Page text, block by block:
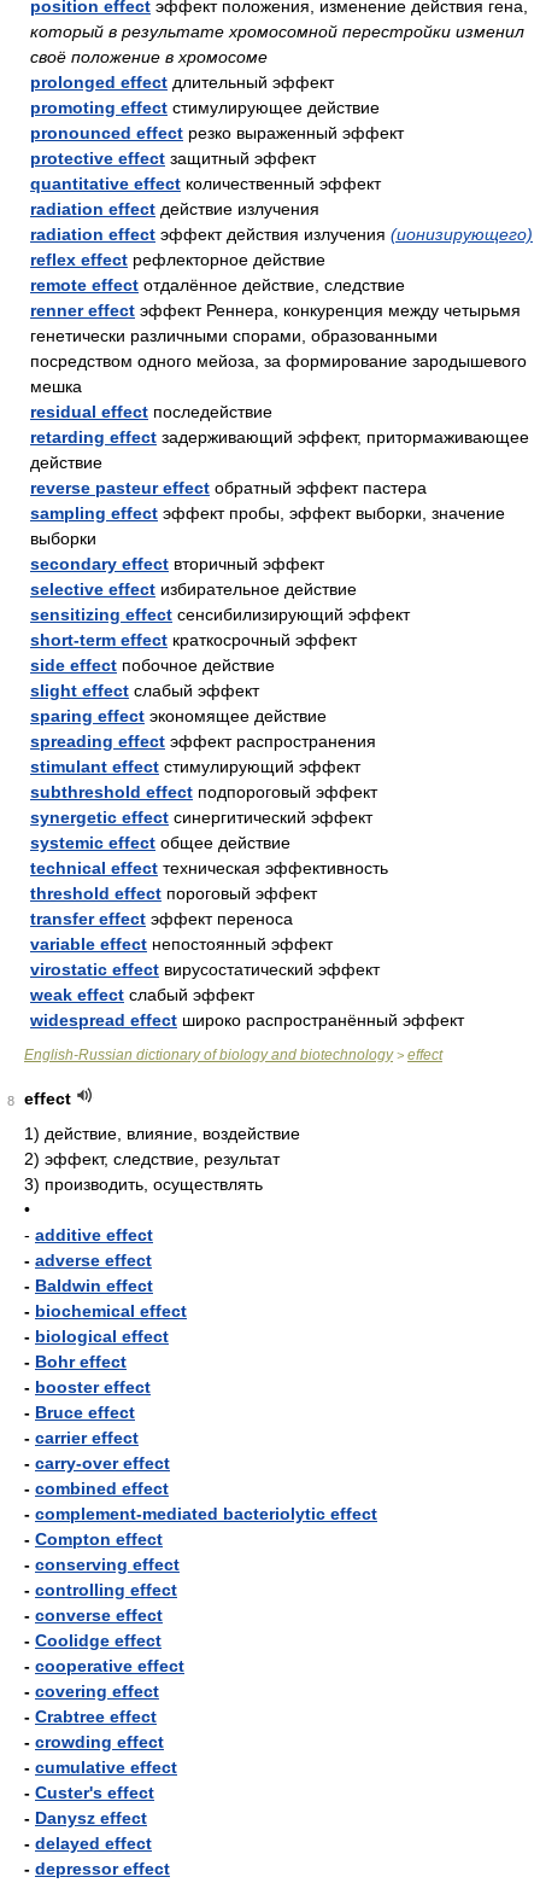
position effect эффект положения, изменение действия гена,
который в результате хромосомной перестройки изменил
своё положение в хромосоме
prolonged effect длительный эффект
promoting effect стимулирующее действие
pronounced effect резко выраженный эффект
protective effect защитный эффект
quantitative effect количественный эффект
radiation effect действие излучения
radiation effect эффект действия излучения (ионизирующего)
reflex effect рефлекторное действие
remote effect отдалённое действие, следствие
renner effect эффект Реннера, конкуренция между четырьмя
генетически различными спорами, образованными
посредством одного мейоза, за формирование зародышевого
мешка
residual effect последействие
retarding effect задерживающий эффект, притормаживающее
действие
reverse pasteur effect обратный эффект пастера
sampling effect эффект пробы, эффект выборки, значение
выборки
secondary effect вторичный эффект
selective effect избирательное действие
sensitizing effect сенсибилизирующий эффект
short-term effect краткосрочный эффект
side effect побочное действие
slight effect слабый эффект
sparing effect экономящее действие
spreading effect эффект распространения
stimulant effect стимулирующий эффект
subthreshold effect подпороговый эффект
synergetic effect синергитический эффект
systemic effect общее действие
technical effect техническая эффективность
threshold effect пороговый эффект
transfer effect эффект переноса
variable effect непостоянный эффект
virostatic effect вирусостатический эффект
weak effect слабый эффект
widespread effect широко распространённый эффект
English-Russian dictionary of biology and biotechnology> effect
8
effect
1) действие, влияние, воздействие
2) эффект, следствие, результат
3) производить, осуществлять
•
- additive effect
- adverse effect
- Baldwin effect
- biochemical effect
- biological effect
- Bohr effect
- booster effect
- Bruce effect
- carrier effect
- carry-over effect
- combined effect
- complement-mediated bacteriolytic effect
- Compton effect
- conserving effect
- controlling effect
- converse effect
- Coolidge effect
- cooperative effect
- covering effect
- Crabtree effect
- crowding effect
- cumulative effect
- Custer's effect
- Danysz effect
- delayed effect
- depressor effect